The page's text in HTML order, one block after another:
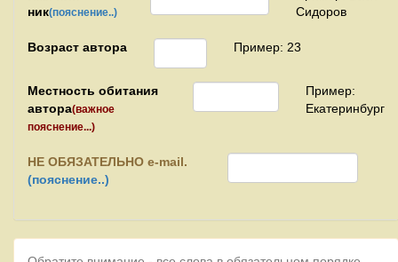
ник(пояснение..)
Сидоров
Возраст автора Пример: 23
Местность обитания
автора(важное
пояснение...)
Пример:
Екатеринбург
НЕ ОБЯЗАТЕЛЬНО e-mail.
(пояснение..)